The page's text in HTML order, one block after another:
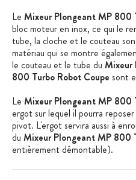
Le Mixeur Plongeant MP 800
bloc moteur en inox, ce qui le
tube, la cloche et le couteau
matériau qui se montre
le couteau et le tube du Mixeur
800 Turbo Robot Coupe sont
Le Mixeur Plongeant MP 800
ergot sur lequel il pourra
pivot. L'ergot servira aussi à
du Mixeur Plongeant MP 800
entièrement démontable).